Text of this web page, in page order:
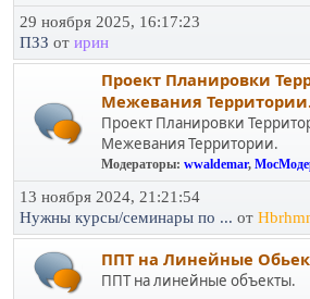
29 ноября 2025, 16:17:23
ПЗЗ от ирин
Проект Планировки
Межевания
Проект Планировки
Межевания Территории.
Модераторы: wwaldemar,
13 ноября 2024, 21:21:54
Нужны курсы/семинары по ... от
ППТ на Линейные
ППТ на линейные объекты.